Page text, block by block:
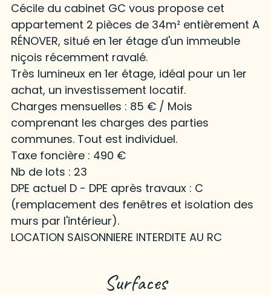
Cécile du cabinet GC vous propose cet
appartement 2 pièces de 34m² entièrement A
RÉNOVER, situé en 1er étage d'un immeuble
niçois récemment ravalé.
Très lumineux en 1er étage, idéal pour un 1er
achat, un investissement locatif.
Charges mensuelles : 85 € / Mois
comprenant les charges des parties
communes. Tout est individuel.
Taxe foncière : 490 €
Nb de lots : 23
DPE actuel D - DPE après travaux : C
(remplacement des fenêtres et isolation des
murs par l'intérieur).
LOCATION SAISONNIERE INTERDITE AU RC
Surfaces